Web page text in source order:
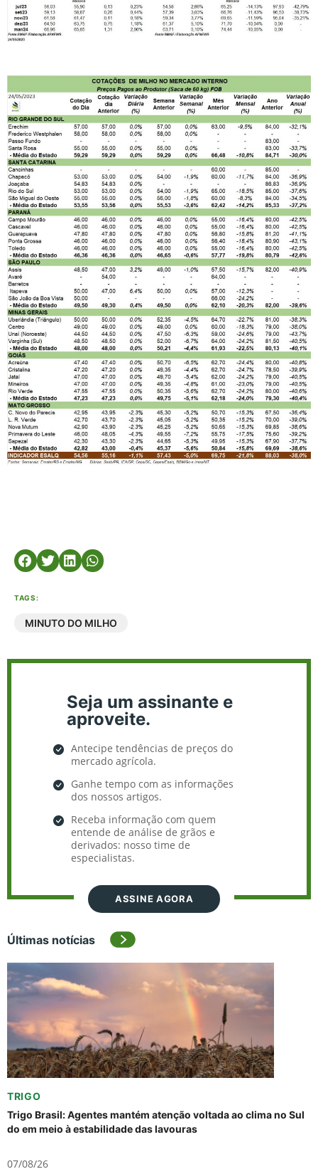
TAGS:
MINUTO DO MILHO
Seja um assinante e
aproveite.
Antecipe tendências de preços do
mercado agrícola.
Ganhe tempo com as informações
dos nossos artigos.
Receba informação com quem
entende de análise de grãos e
derivados: nosso time de
especialistas.
ASSINE AGORA
Últimas notícias
TRIGO
Trigo Brasil: Agentes mantém atenção voltada ao clima no Sul
do em meio à estabilidade das lavouras
07/08/26